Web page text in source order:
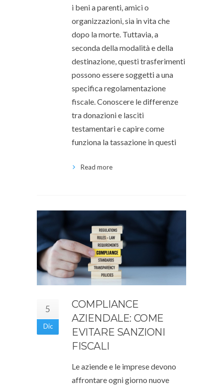
i beni a parenti, amici o
organizzazioni, sia in vita che
dopo la morte. Tuttavia, a
seconda della modalità e della
destinazione, questi trasferimenti
possono essere soggetti a una
specifica regolamentazione
fiscale. Conoscere le differenze
tra donazioni e lasciti
testamentari e capire come
funziona la tassazione in questi
Read more
5
Dic
COMPLIANCE
AZIENDALE: COME
EVITARE SANZIONI
FISCALI
Le aziende e le imprese devono
affrontare ogni giorno nuove